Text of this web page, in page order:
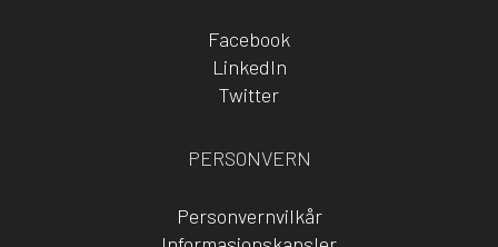
Facebook
LinkedIn
Twitter
PERSONVERN
Personvernvilkår